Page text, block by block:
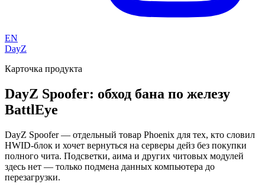
EN
DayZ
Карточка продукта
DayZ Spoofer: обход бана по железу
BattlEye
DayZ Spoofer — отдельный товар Phoenix для тех, кто словил
HWID-блок и хочет вернуться на серверы дейз без покупки
полного чита. Подсветки, аима и других читовых модулей
здесь нет — только подмена данных компьютера до
перезагрузки.